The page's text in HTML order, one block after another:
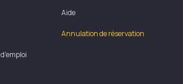
Aide
Annulation de réservation